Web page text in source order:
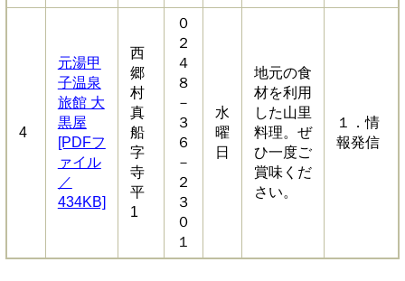
4
元湯甲
子温泉
旅館 大
黒屋
[PDFフ
ァイル
／
434KB]
西
郷
村
真
船
字
寺
平
1
０
２
４
８
－
３
６
－
２
３
０
１
水
曜
日
地元の食
材を利用
した山里
料理。ぜ
ひ一度ご
賞味くだ
さい。
１．情
報発信